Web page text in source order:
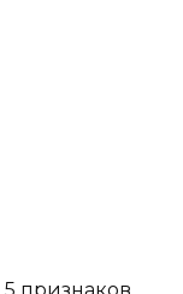
признаков